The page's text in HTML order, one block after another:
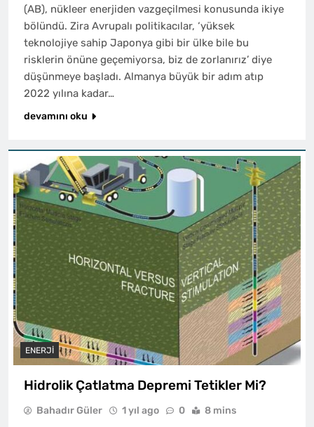
(AB), nükleer enerjiden vazgeçilmesi konusunda ikiye
bölündü. Zira Avrupalı politikacılar, ‘yüksek
teknolojiye sahip Japonya gibi bir ülke bile bu
risklerin önüne geçemiyorsa, biz de zorlanırız’ diye
düşünmeye başladı. Almanya büyük bir adım atıp
2022 yılına kadar…
devamını oku
ENERJI
Hidrolik Çatlatma Depremi Tetikler Mi?
Bahadır Güler 1 yıl ago 0 8 mins